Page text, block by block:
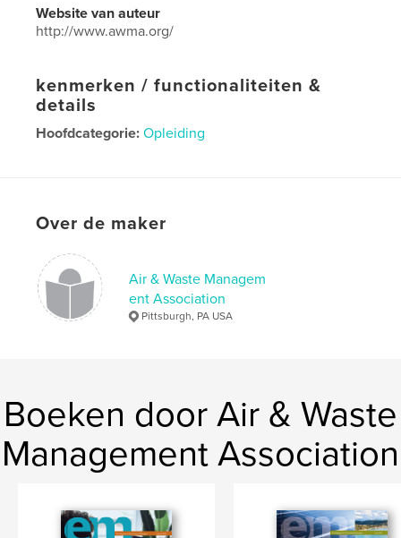
Website van auteur
http://www.awma.org/
kenmerken / functionaliteiten &
details
Hoofdcategorie: Opleiding
TaalEnglish
Over de maker
Air & Waste Managem
ent Association
Pittsburgh, PA USA
Boeken door Air & Waste
Management Association